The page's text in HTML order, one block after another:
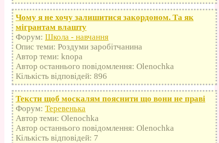
Чому я не хочу залишитися закордоном. Та як
мігрантам влашту
Форум: Школа - навчання
Опис теми: Роздуми заробітчанина
Автор теми: knopa
Автор останнього повідомлення: Olenochka
Кількість відповідей: 896
Тексти щоб москалям пояснити що вони не праві
Форум: Теревенька
Автор теми: Olenochka
Автор останнього повідомлення: Olenochka
Кількість відповідей: 7